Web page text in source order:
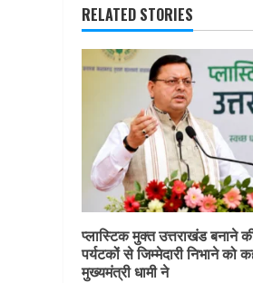
RELATED STORIES
प्लास्टिक मुक्त उत्तराखंड बनाने
पर्यटकों से जिम्मेदारी निभाने को
मुख्यमंत्री धामी ने